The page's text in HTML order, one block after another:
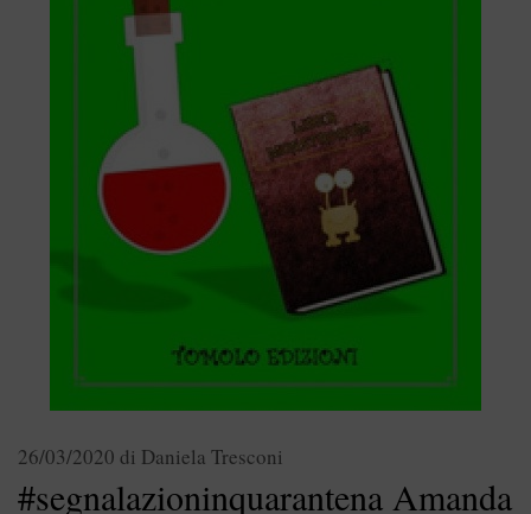
#segnalazioninquarantena Amanda
26/03/2020 di Daniela Tresconi